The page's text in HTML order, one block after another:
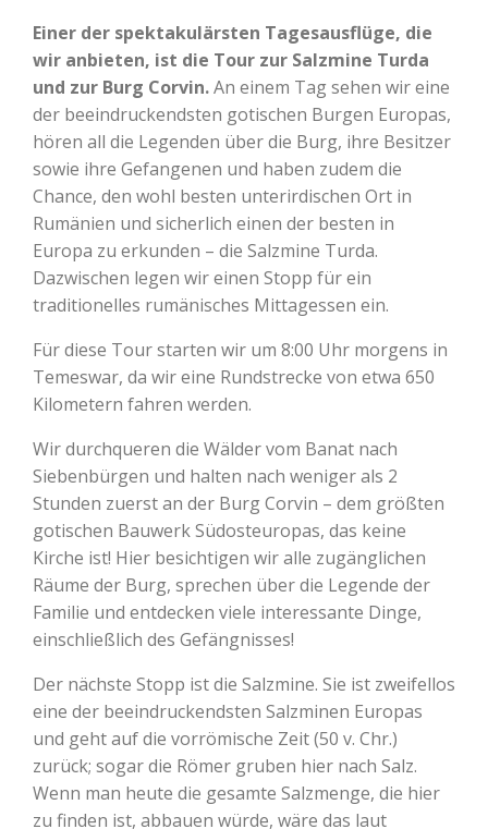
Einer der spektakulärsten Tagesausflüge, die
wir anbieten, ist die Tour zur Salzmine Turda
und zur Burg Corvin.An einem Tag sehen wir eine
der beeindruckendsten gotischen Burgen Europas,
hören all die Legenden über die Burg, ihre Besitzer
sowie ihre Gefangenen und haben zudem die
Chance, den wohl besten unterirdischen Ort in
Rumänien und sicherlich einen der besten in
Europa zu erkunden – die Salzmine Turda.
Dazwischen legen wir einen Stopp für ein
traditionelles rumänisches Mittagessen ein.
Für diese Tour starten wir um 8:00 Uhr morgens in
Temeswar, da wir eine Rundstrecke von etwa 650
Kilometern fahren werden.
Wir durchqueren die Wälder vom Banat nach
Siebenbürgen und halten nach weniger als 2
Stunden zuerst an der Burg Corvin – dem größten
gotischen Bauwerk Südosteuropas, das keine
Kirche ist! Hier besichtigen wir alle zugänglichen
Räume der Burg, sprechen über die Legende der
Familie und entdecken viele interessante Dinge,
einschließlich des Gefängnisses!
Der nächste Stopp ist die Salzmine. Sie ist zweifellos
eine der beeindruckendsten Salzminen Europas
und geht auf die vorrömische Zeit (50 v. Chr.)
zurück; sogar die Römer gruben hier nach Salz.
Wenn man heute die gesamte Salzmenge, die hier
zu finden ist, abbauen würde, wäre das laut